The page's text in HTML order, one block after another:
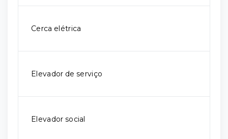
Cerca elétrica
Elevador de serviço
Elevador social